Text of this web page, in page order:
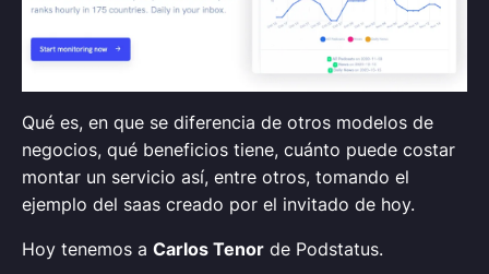
Qué es, en que se diferencia de otros modelos de
negocios, qué beneficios tiene, cuánto puede costar
montar un servicio así, entre otros, tomando el
ejemplo del saas creado por el invitado de hoy.
Hoy tenemos a Carlos Tenor de Podstatus.